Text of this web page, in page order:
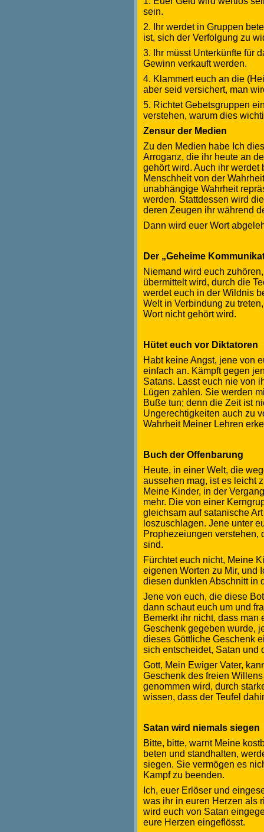
sein.
2. Ihr werdet in Gruppen
ist, sich der Verfolgung zu
3. Ihr müsst Unterkünfte für
Gewinn verkauft werden.
4. Klammert euch an die
aber seid versichert, man
5. Richtet Gebetsgruppen
verstehen, warum dies
Zensur der Medien
Zu den Medien habe Ich
Arroganz, die ihr heute an
gehört wird. Auch ihr
Menschheit von der
unabhängige Wahrheit
werden. Stattdessen wird
deren Zeugen ihr während
Dann wird euer Wort
Der „Geheime
Niemand wird euch zuhören,
übermittelt wird, durch die
werdet euch in der Wildnis
Welt in Verbindung zu
Wort nicht gehört wird.
Hütet euch vor Diktatoren
Habt keine Angst, jene von
einfach an. Kämpft gegen
Satans. Lasst euch nie von
Lügen zahlen. Sie werden
Buße tun; denn die Zeit ist
Ungerechtigkeiten auch zu
Wahrheit Meiner Lehren
Buch der Offenbarung
Heute, in einer Welt, die
aussehen mag, ist es leicht
Meine Kinder, in der
mehr. Die von einer
gleichsam auf satanische
loszuschlagen. Jene unter
Prophezeiungen verstehen,
sind.
Fürchtet euch nicht, Meine
eigenen Worten zu Mir, und
diesen dunklen Abschnitt in
Jene von euch, die diese
dann schaut euch um und
Bemerkt ihr nicht, dass
Geschenk gegeben wurde,
dieses Göttliche Geschenk
sich entscheidet, Satan und
Gott, Mein Ewiger Vater,
Geschenk des freien
genommen wird, durch
wissen, dass der Teufel
Satan wird niemals siegen
Bitte, bitte, warnt Meine
beten und standhalten,
siegen. Sie vermögen es
Kampf zu beenden.
Ich, euer Erlöser und
was ihr in euren Herzen als
wird euch von Satan
eure Herzen eingeflösst.